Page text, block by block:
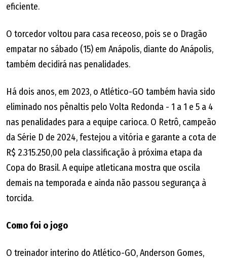
eficiente.
O torcedor voltou para casa receoso, pois se o Dragão
empatar no sábado (15) em Anápolis, diante do Anápolis,
também decidirá nas penalidades.
Há dois anos, em 2023, o Atlético-GO também havia sido
eliminado nos pênaltis pelo Volta Redonda - 1 a 1 e 5 a 4
nas penalidades para a equipe carioca. O Retrô, campeão
da Série D de 2024, festejou a vitória e garante a cota de
R$ 2.315.250,00 pela classificação à próxima etapa da
Copa do Brasil. A equipe atleticana mostra que oscila
demais na temporada e ainda não passou segurança à
torcida.
Como foi o jogo
O treinador interino do Atlético-GO, Anderson Gomes,